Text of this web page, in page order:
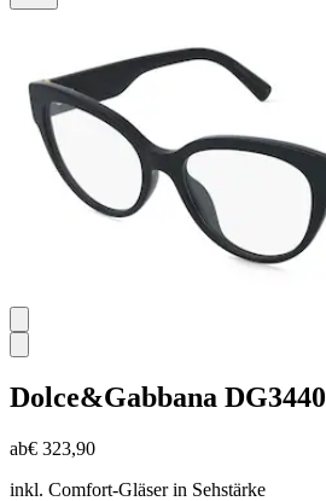
Sternen.
Dolce&Gabbana DG3440
ab€ 323,90
inkl. Comfort-Gläser in Sehstärke